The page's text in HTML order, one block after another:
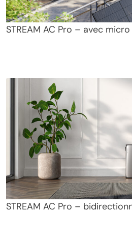
STREAM AC Pro – avec
STREAM AC Pro –